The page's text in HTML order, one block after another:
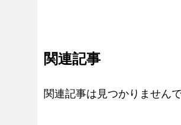
関連記事
関連記事は見つかりませんで